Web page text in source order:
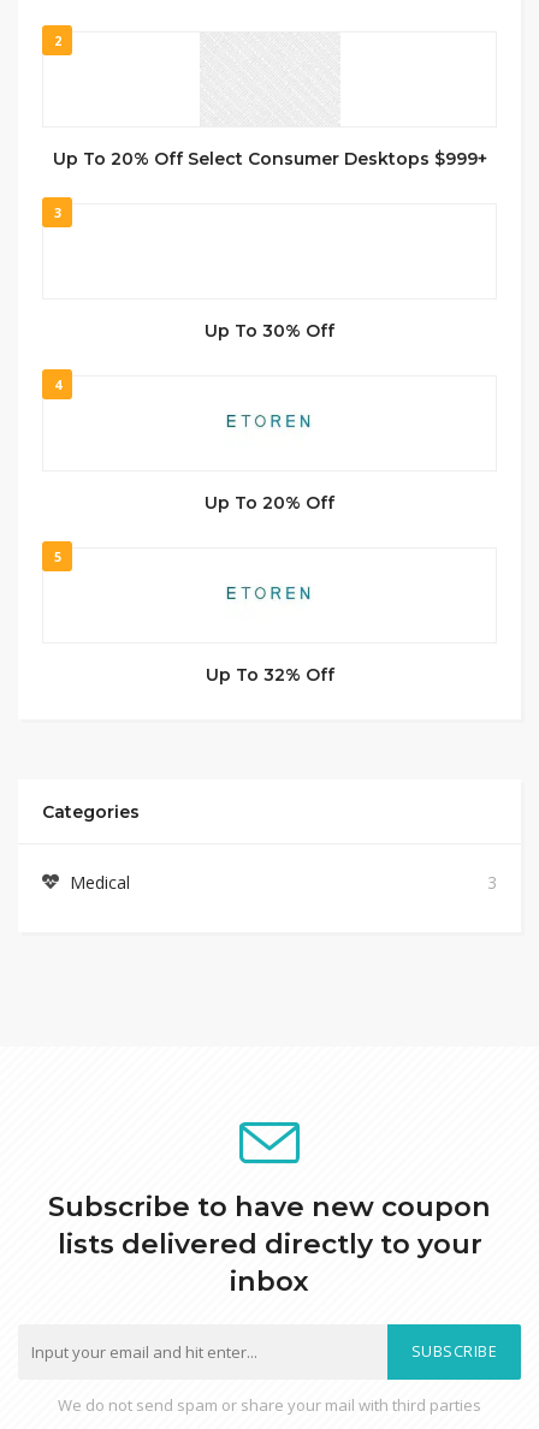
2
Up To 20% Off Select Consumer Desktops $999+
3
Up To 30% Off
4
Up To 20% Off
5
Up To 32% Off
Categories
Medical 3
Subscribe to have new coupon
lists delivered directly to your
inbox
SUBSCRIBE
We do not send spam or share your mail with third parties